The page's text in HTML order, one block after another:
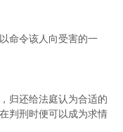
查核计划
命令该人向受害的一
归还给法庭认为合适的
判刑时便可以成为求情